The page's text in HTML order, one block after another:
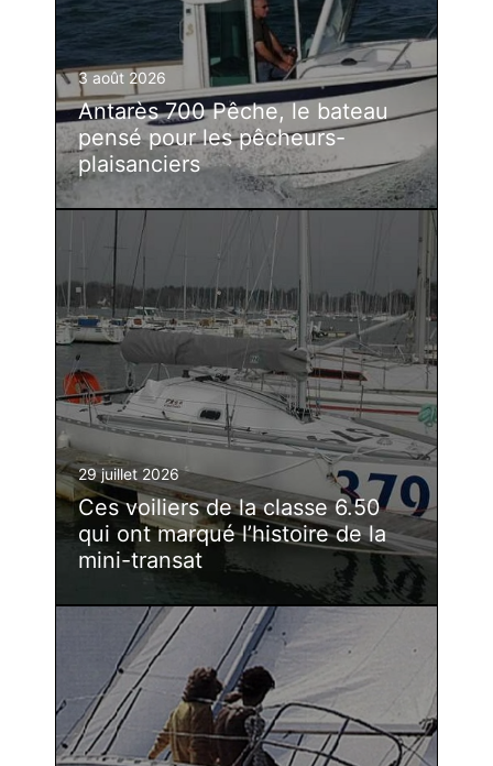
3 août 2026
Antarès 700 Pêche, le bateau
pensé pour les pêcheurs-
plaisanciers
29 juillet 2026
Ces voiliers de la classe 6.50
qui ont marqué l’histoire de la
mini-transat